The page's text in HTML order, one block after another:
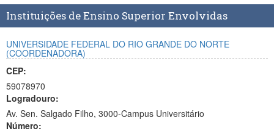
Instituições de Ensino Superior Envolvidas
UNIVERSIDADE FEDERAL DO RIO GRANDE DO NORTE
(COORDENADORA)
CEP:
59078970
Logradouro:
Av. Sen. Salgado Filho, 3000-Campus Universitário
Número: